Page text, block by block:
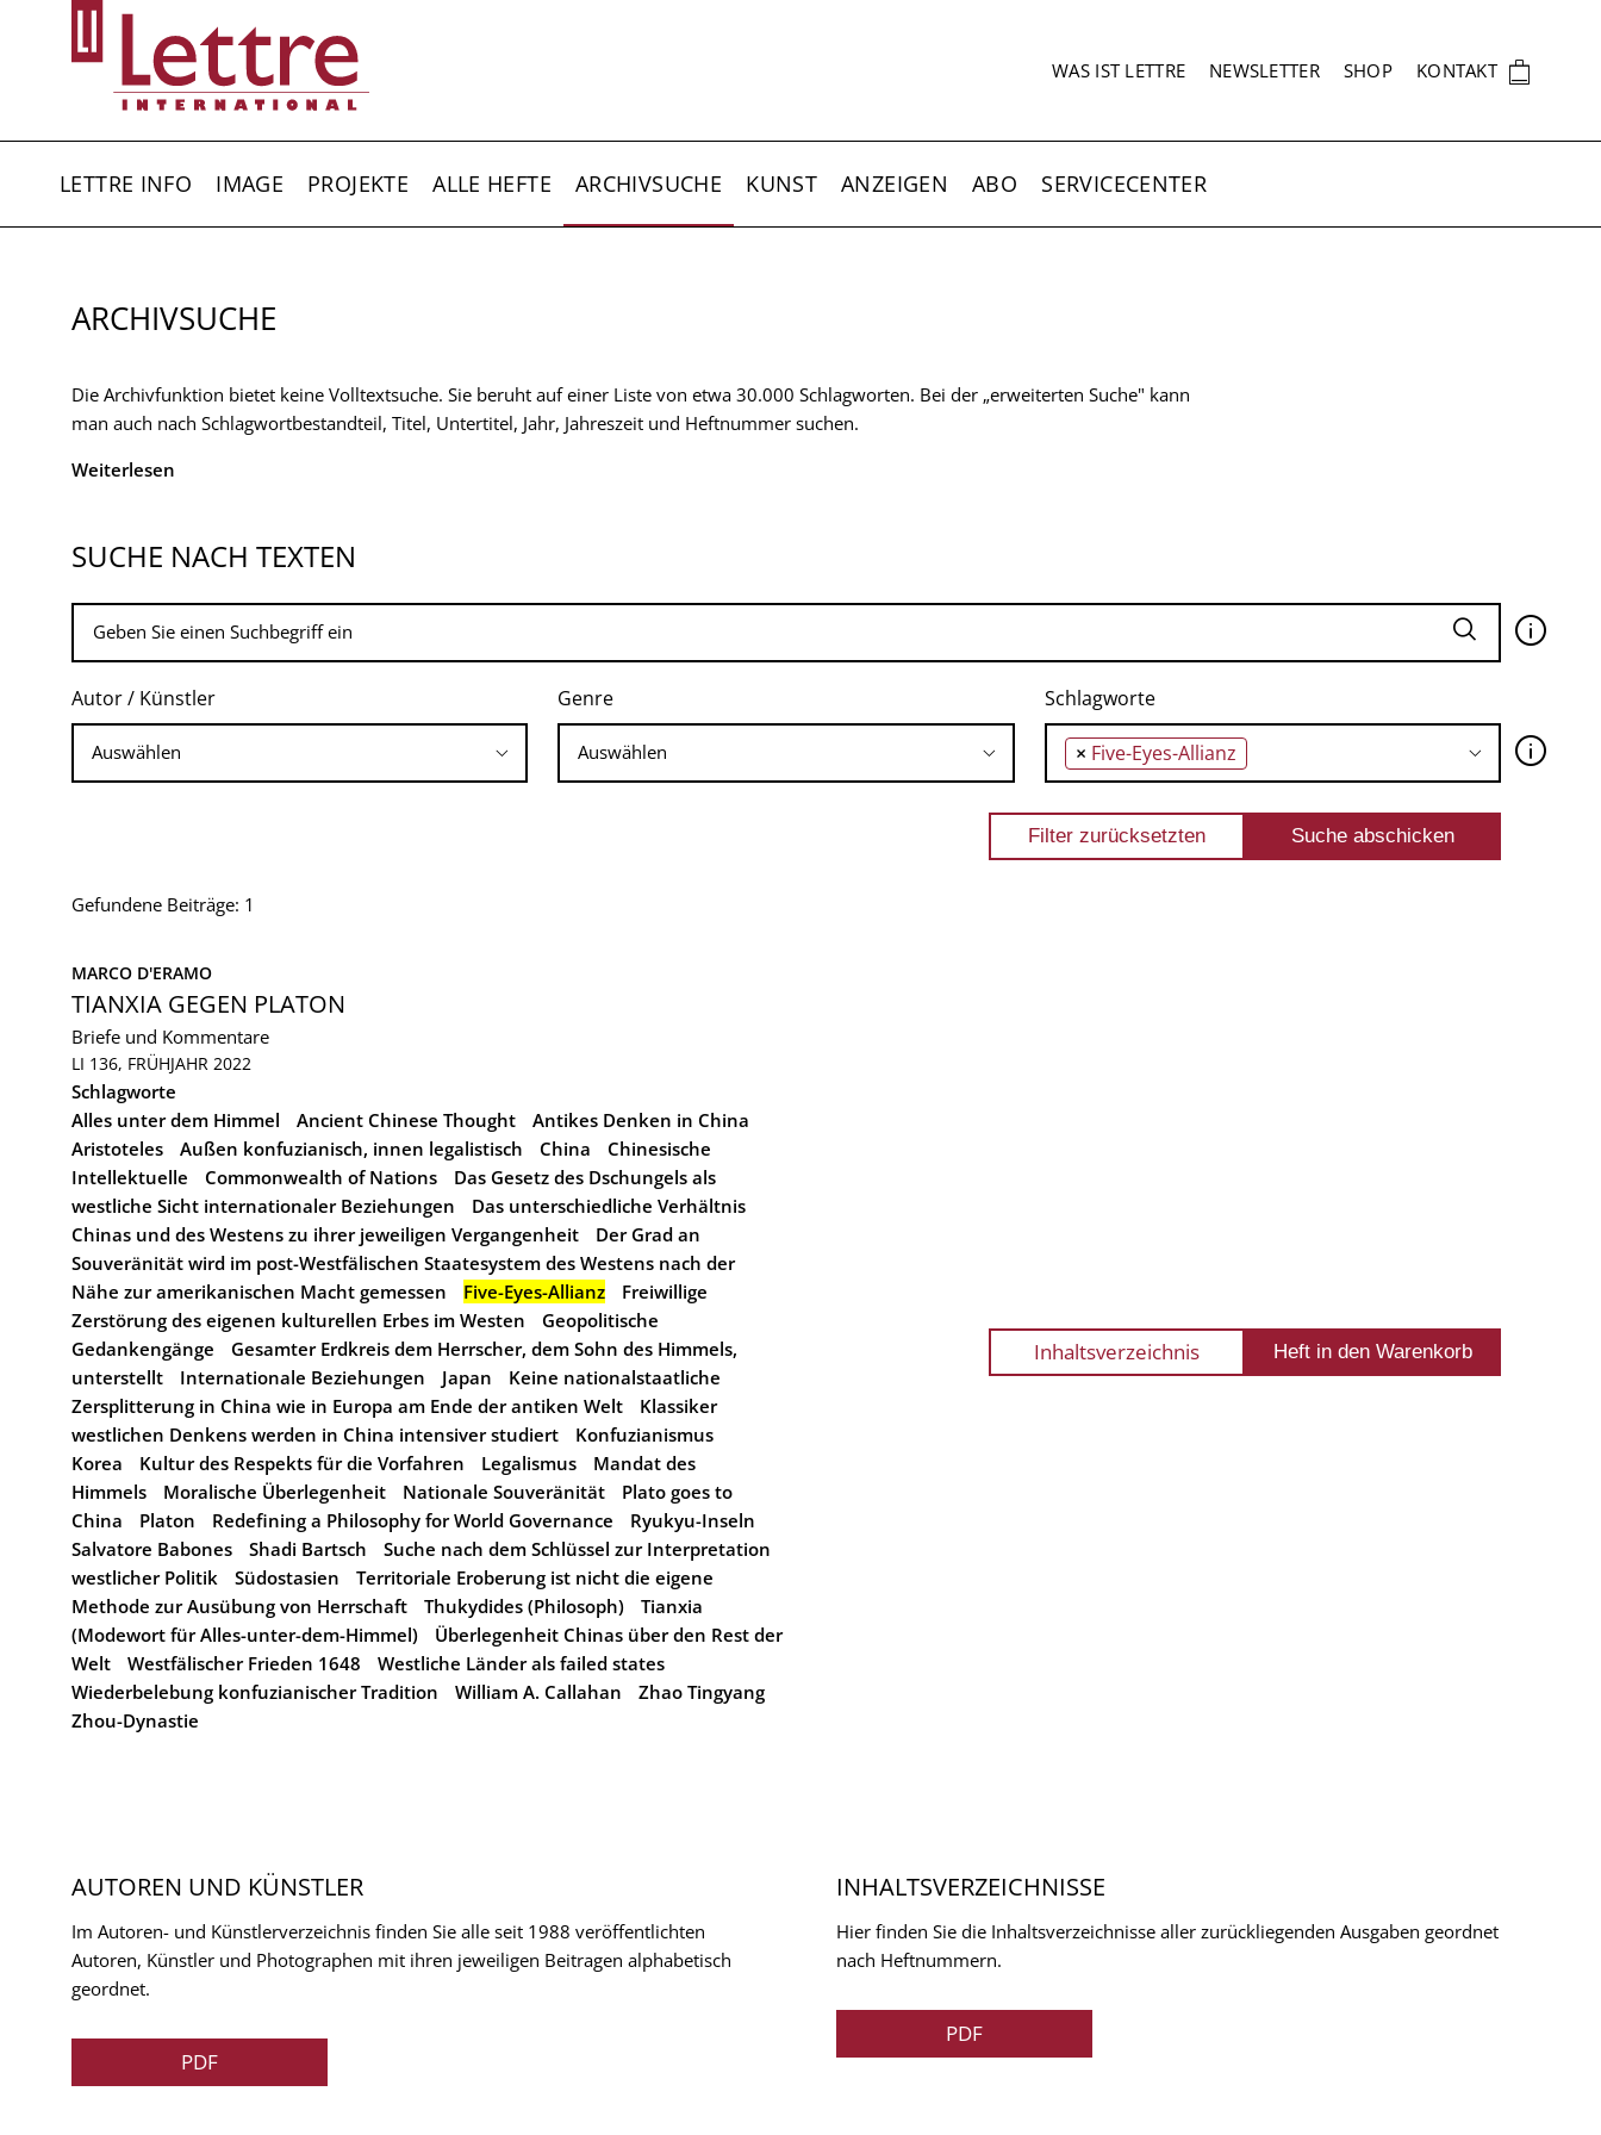
SEKUNDÄRNAVIGATION
WAS IST LETTRE NEWSLETTER SHOP KONTAKT 🛍
LETTRE INFO IMAGE PROJEKTE ALLE HEFTE ARCHIVSUCHE KUNST ANZEIGEN ABO SERVICECENTER
ARCHIVSUCHE
Die Archivfunktion bietet keine Volltextsuche. Sie beruht auf einer Liste von etwa 30.000 Schlagworten. Bei der „erweiterten Suche" kann
man auch nach Schlagwortbestandteil, Titel, Untertitel, Jahr, Jahreszeit und Heftnummer suchen.
Weiterlesen
SUCHE NACH TEXTEN
🛈
Autor / Künstler Genre Schlagworte
× Five-Eyes-Allianz 🛈
Gefundene Beiträge: 1
MARCO D'ERAMO
TIANXIA GEGEN PLATON
Briefe und Kommentare
LI 136, FRÜHJAHR 2022
Schlagworte
Alles unter dem Himmel
Ancient Chinese Thought
Antikes Denken in China
Aristoteles
Außen konfuzianisch, innen legalistisch China
Chinesische
Intellektuelle
Commonwealth of Nations
Das Gesetz des Dschungels als
westliche Sicht internationaler Beziehungen
Das unterschiedliche Verhältnis
Chinas und des Westens zu ihrer jeweiligen Vergangenheit
Der Grad an
Souveränität wird im post-Westfälischen Staatesystem des Westens nach der
Nähe zur amerikanischen Macht gemessen
Five-Eyes-Allianz
Freiwillige
Zerstörung des eigenen kulturellen Erbes im Westen
Geopolitische
Gedankengänge
Gesamter Erdkreis dem Herrscher, dem Sohn des Himmels,
unterstellt
Internationale Beziehungen Japan
Keine nationalstaatliche
Zersplitterung in China wie in Europa am Ende der antiken Welt
Klassiker
westlichen Denkens werden in China intensiver studiert
Konfuzianismus
Korea
Kultur des Respekts für die Vorfahren Legalismus
Mandat des
Himmels
Moralische Überlegenheit Nationale Souveränität
Plato goes to
China
Platon Redefining a Philosophy for World Governance
Ryukyu-Inseln
Salvatore Babones
Shadi Bartsch
Suche nach dem Schlüssel zur Interpretation
westlicher Politik
Südostasien
Territoriale Eroberung ist nicht die eigene
Methode zur Ausübung von Herrschaft
Thukydides (Philosoph)
Tianxia
(Modewort für Alles-unter-dem-Himmel)
Überlegenheit Chinas über den Rest der
Welt
Westfälischer Frieden 1648
Westliche Länder als failed states
Wiederbelebung konfuzianischer Tradition
William A. Callahan
Zhao Tingyang
Zhou-Dynastie
Inhaltsverzeichnis
AUTOREN UND KÜNSTLER
Im Autoren- und Künstlerverzeichnis finden Sie alle seit 1988 veröffentlichten
Autoren, Künstler und Photographen mit ihren jeweiligen Beitragen alphabetisch
geordnet.
PDF
INHALTSVERZEICHNISSE
Hier finden Sie die Inhaltsverzeichnisse aller zurückliegenden Ausgaben geordnet
nach Heftnummern.
PDF